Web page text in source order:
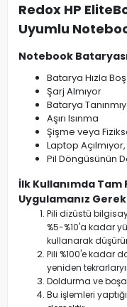
Redox HP
Uyumlu
Notebook
Batarya Hızla
Şarj Almıyor
Batarya
Aşırı Isınma
Şişme veya
Laptop
Pil Döngüsünün
İlk Kullanımda
Uygulamanız
Pili dizüstü
%5-%10'a kadar
kullanarak
Pili %100'e kadar
yeniden
Doldurma ve
Bu işlemleri